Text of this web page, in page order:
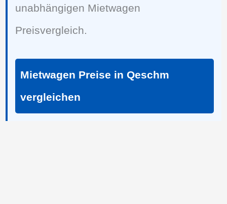
unabhängigen Mietwagen
Preisvergleich.
Mietwagen Preise in Qeschm
vergleichen